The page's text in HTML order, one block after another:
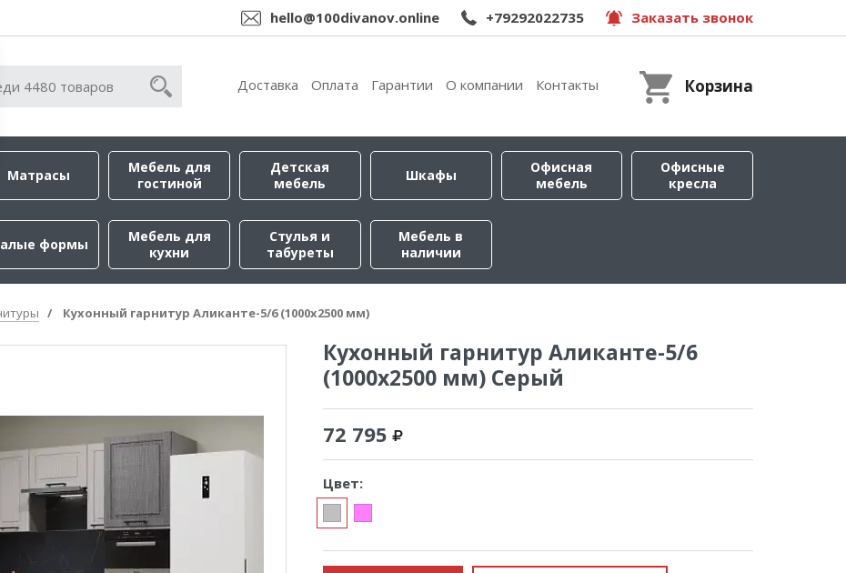
hello@100divanov.online +79292022735 Заказать звонок
Доставка Оплата Гарантии О компании Контакты Корзина
Матрасы
Мебель для
гостиной
Детская
мебель
Шкафы
Офисная
мебель
Офисные
кресла
формы
Мебель для
кухни
Стулья и
табуреты
Мебель в
наличии
Кухонный гарнитур Аликанте-5/6 (1000х2500 мм)
Кухонный гарнитур Аликанте-5/6
(1000х2500 мм) Серый
72 795
Цвет: